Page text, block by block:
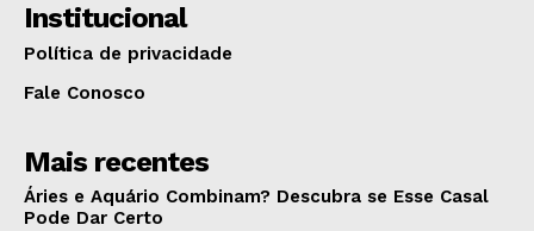
Institucional
Política de privacidade
Fale Conosco
Mais recentes
Áries e Aquário Combinam? Descubra se Esse Casal
Pode Dar Certo